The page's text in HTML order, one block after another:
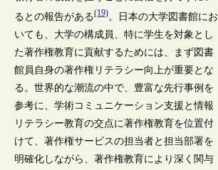
るとの報告がある(19)。日本の大学図書館にお
いても、大学の構成員、特に学生を対象とし
た著作権教育に貢献するためには、まず図書
館員自身の著作権リテラシー向上が重要とな
る。世界的な潮流の中で、豊富な先行事例を
参考に、学術コミュニケーション支援と情報
リテラシー教育の交点に著作権教育を位置付
けて、著作権サービスの担当者と担当部署を
明確化しながら、著作権教育により深く関与